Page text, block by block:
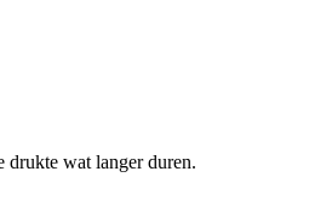
drukte wat langer duren.